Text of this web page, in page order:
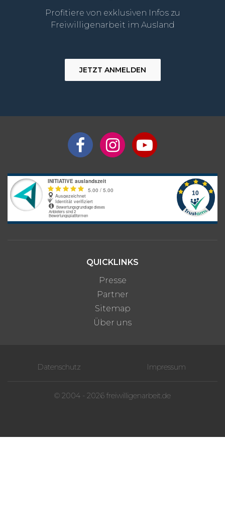
Profitiere von exklusiven Infos zu
Freiwilligenarbeit im Ausland
JETZT ANMELDEN
QUICKLINKS
Presse
Partner
Sitemap
Über uns
Datenschutz Impressum
© 2004 - 2026 freiwilligenarbeit.de